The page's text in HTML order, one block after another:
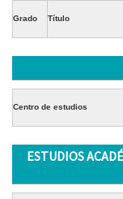
Grado Título
Centro de estudios
ESTUDIOS